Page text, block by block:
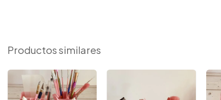
Productos similares